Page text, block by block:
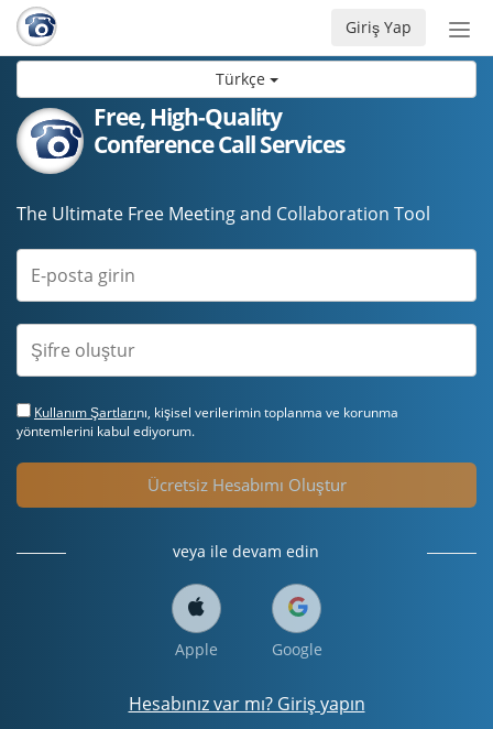
Türkçe
aç/
Giriş Yap
Free, High-Quality
Conference Call Services
The Ultimate Free Meeting and Collaboration Tool
Kullanım Şartlarını, kişisel verilerimin toplanma ve korunma
yöntemlerini kabul ediyorum.
Ücretsiz Hesabımı Oluştur
veya ile devam edin
Apple Google
Hesabınız var mı? Giriş yapın